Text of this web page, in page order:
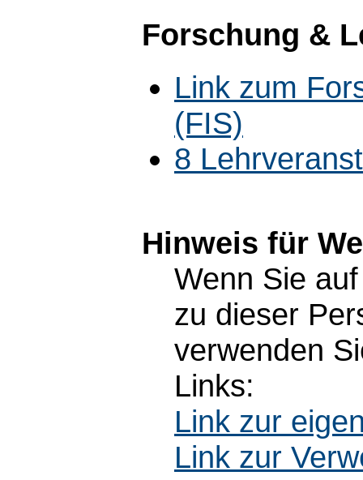
Forschung &
Link zum
(FIS)
8
Hinweis für
Wenn Sie
zu dieser
verwenden
Links:
Link zur
Link zur